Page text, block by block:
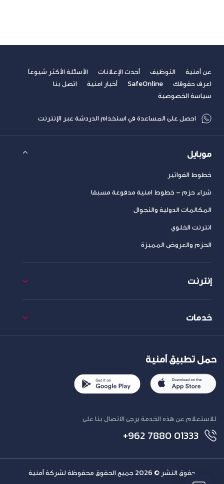
عن أمنية التوظيف أحدث الإعلانات
الأسئلة الأكثر شيوعاً
اعرف حقوقك
SafeOnline أخبار امنية
اتصل بنا
سياسة الخصوصية
احصل على المساعدة في استخدام الدردشة عبر الإنترنت
موبايل
خطوط الفواتير
شراء حزم – خطوط امنية مدفوعة مسبقا
المكالمات الدولية والتجوال
انترنت الخلوي
الحزم والعروض المميزة
إنترنت
خدمات
حمل تطبيق أمنية
للاستعلام عن هذه الخدمة يرجى الاتصال بنا على
+962 7880 01333
حقوق النشر © 2026 جميع الحقوق محفوظة لشركة أمنية